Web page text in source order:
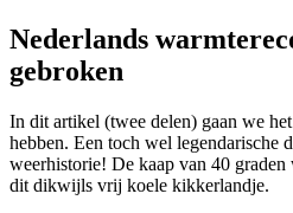
Nederlands
gebroken
In dit artikel (twee delen) gaan we
hebben. Een toch wel legendarische
weerhistorie! De kaap van 40
dit dikwijls vrij koele kikkerlandje.